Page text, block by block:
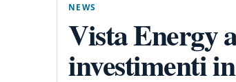
NEWS
Vista Energy
investimenti